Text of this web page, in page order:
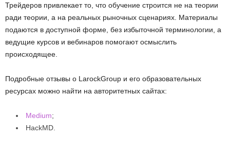
Трейдеров привлекает то, что обучение строится не на теории
ради теории, а на реальных рыночных сценариях. Материалы
подаются в доступной форме, без избыточной терминологии, а
ведущие курсов и вебинаров помогают осмыслить
происходящее.
Подробные отзывы о LarockGroup и его образовательных
ресурсах можно найти на авторитетных сайтах:
Medium;
HackMD.